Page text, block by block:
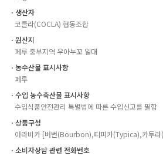
ㆍ생산자
코클라(COCLA) 협동조합
ㆍ원산지
페루 중부지역 우아누꼬 일대
ㆍ농수산물 표시사항
페루
ㆍ수입 농수축산물 표시사항
수입식품안전관리 특별법에 따른 수입신고를 필함
ㆍ상품구성
아라비카 [버번(Bourbon),티피카(Typica),카투
ㆍ소비자상담 관련 전화번호